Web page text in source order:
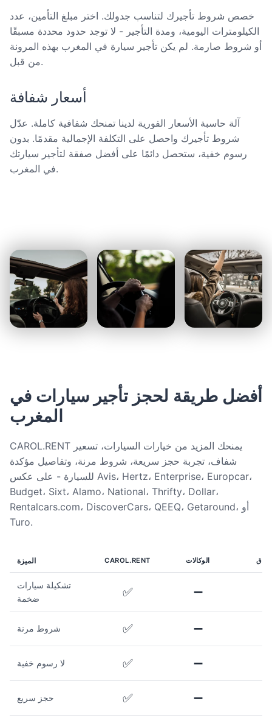
خصص شروط تأجيرك لتناسب جدولك. اختر مبلغ التأمين، عدد
الكيلومترات اليومية، ومدة التأجير - لا توجد حدود محددة مسبقًا
أو شروط صارمة. لم يكن تأجير سيارة في المغرب بهذه المرونة
من قبل.
أسعار شفافة
آلة حاسبة الأسعار الفورية لدينا تمنحك شفافية كاملة. عدّل
شروط تأجيرك واحصل على التكلفة الإجمالية مقدمًا. بدون
رسوم خفية، ستحصل دائمًا على أفضل صفقة لتأجير سيارتك
في المغرب.
أفضل طريقة لحجز تأجير سيارات في
المغرب
CAROL.RENT يمنحك المزيد من خيارات السيارات، تسعير
شفاف، تجربة حجز سريعة، شروط مرنة، وتفاصيل مؤكدة
للسيارة - على عكس Avis، Hertz، Enterprise، Europcar،
Budget، Sixt، Alamo، National، Thrifty، Dollar،
Rentalcars.com، DiscoverCars، QEEQ، Getaround، أو
Turo.
الميزة CAROL.RENT الوكالات
تشكيلة سيارات
ضخمة
✅ ➖
شروط مرنة ✅ ➖
لا رسوم خفية ✅ ➖
حجز سريع ✅ ➖